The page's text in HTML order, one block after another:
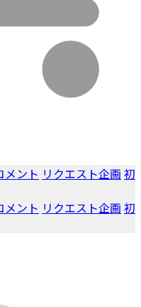
メント リクエスト企画 初
メント リクエスト企画 初